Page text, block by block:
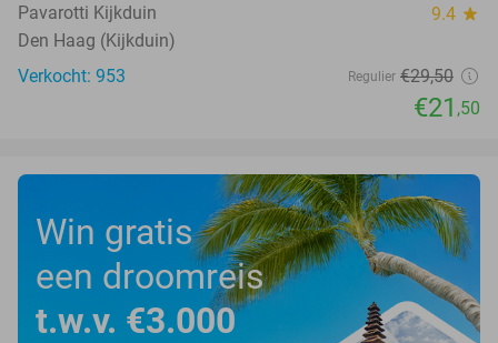
Pavarotti Kijkduin 9.4 star
Den Haag (Kijkduin)
Verkocht: 953
Regulier €29,50
€21 ,50
Win gratis
een droomreis
t.w.v. €3.000